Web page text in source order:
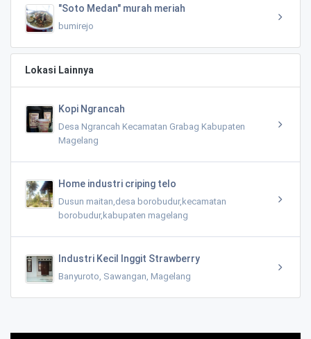
"Soto Medan" murah meriah
bumirejo
Lokasi Lainnya
Kopi Ngrancah
Desa Ngrancah Kecamatan Grabag Kabupaten
Magelang
Home industri criping telo
Dusun maitan,desa borobudur,kecamatan
borobudur,kabupaten magelang
Industri Kecil Inggit Strawberry
Banyuroto, Sawangan, Magelang